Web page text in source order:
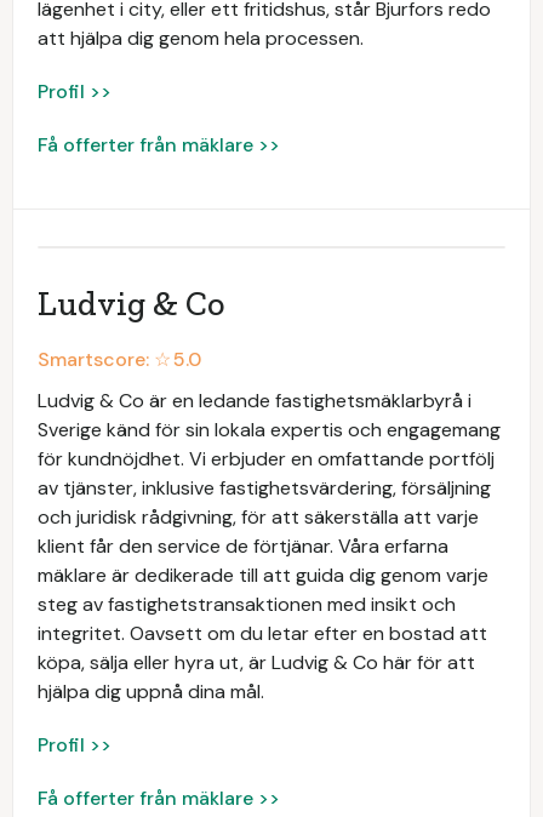
lägenhet i city, eller ett fritidshus, står Bjurfors redo
att hjälpa dig genom hela processen.
Profil >>
Få offerter från mäklare >>
Ludvig & Co
Smartscore: ☆5.0
Ludvig & Co är en ledande fastighetsmäklarbyrå i
Sverige känd för sin lokala expertis och engagemang
för kundnöjdhet. Vi erbjuder en omfattande portfölj
av tjänster, inklusive fastighetsvärdering, försäljning
och juridisk rådgivning, för att säkerställa att varje
klient får den service de förtjänar. Våra erfarna
mäklare är dedikerade till att guida dig genom varje
steg av fastighetstransaktionen med insikt och
integritet. Oavsett om du letar efter en bostad att
köpa, sälja eller hyra ut, är Ludvig & Co här för att
hjälpa dig uppnå dina mål.
Profil >>
Få offerter från mäklare >>